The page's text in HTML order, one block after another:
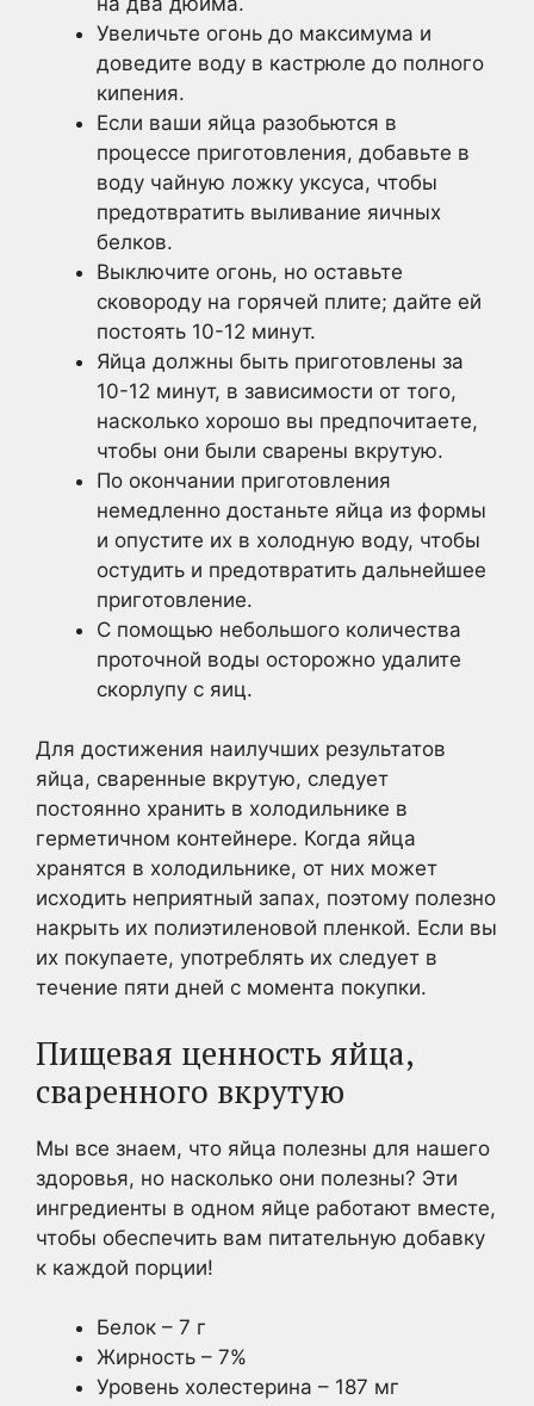
Увеличьте огонь до максимума и
доведите воду в кастрюле до полного
кипения.
Если ваши яйца разобьются в
процессе приготовления, добавьте в
воду чайную ложку уксуса, чтобы
предотвратить выливание яичных
белков.
Выключите огонь, но оставьте
сковороду на горячей плите; дайте ей
постоять 10-12 минут.
Яйца должны быть приготовлены за
10-12 минут, в зависимости от того,
насколько хорошо вы предпочитаете,
чтобы они были сварены вкрутую.
По окончании приготовления
немедленно достаньте яйца из формы
и опустите их в холодную воду, чтобы
остудить и предотвратить дальнейшее
приготовление.
С помощью небольшого количества
проточной воды осторожно удалите
скорлупу с яиц.
Для достижения наилучших результатов
яйца, сваренные вкрутую, следует
постоянно хранить в холодильнике в
герметичном контейнере. Когда яйца
хранятся в холодильнике, от них может
исходить неприятный запах, поэтому полезно
накрыть их полиэтиленовой пленкой. Если вы
их покупаете, употреблять их следует в
течение пяти дней с момента покупки.
Пищевая ценность яйца,
сваренного вкрутую
Мы все знаем, что яйца полезны для нашего
здоровья, но насколько они полезны? Эти
ингредиенты в одном яйце работают вместе,
чтобы обеспечить вам питательную добавку
к каждой порции!
Белок – 7 г
Жирность – 7%
Уровень холестерина – 187 мг